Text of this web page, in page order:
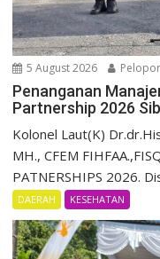
5 August 2026
Penanganan
Partnership 2026
Kolonel Laut(K)
MH., CFEM
PATNERSHIPS 2026.
DAERAH KESEHATAN